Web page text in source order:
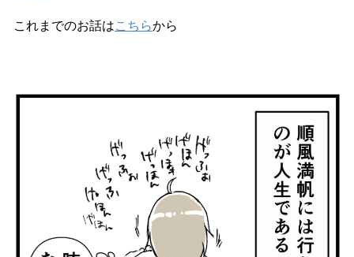
これまでのお話はこちらから